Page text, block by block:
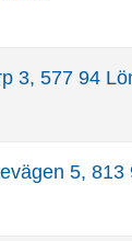
3, 577 94
5, 813